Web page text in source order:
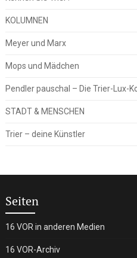
KOLUMNEN
Meyer und Marx
Mops und Mädchen
Pendler pauschal – Die Trier-Lux-
STADT & MENSCHEN
Trier – deine Künstler
Seiten
16 VOR in anderen Medien
16 VOR-Archiv